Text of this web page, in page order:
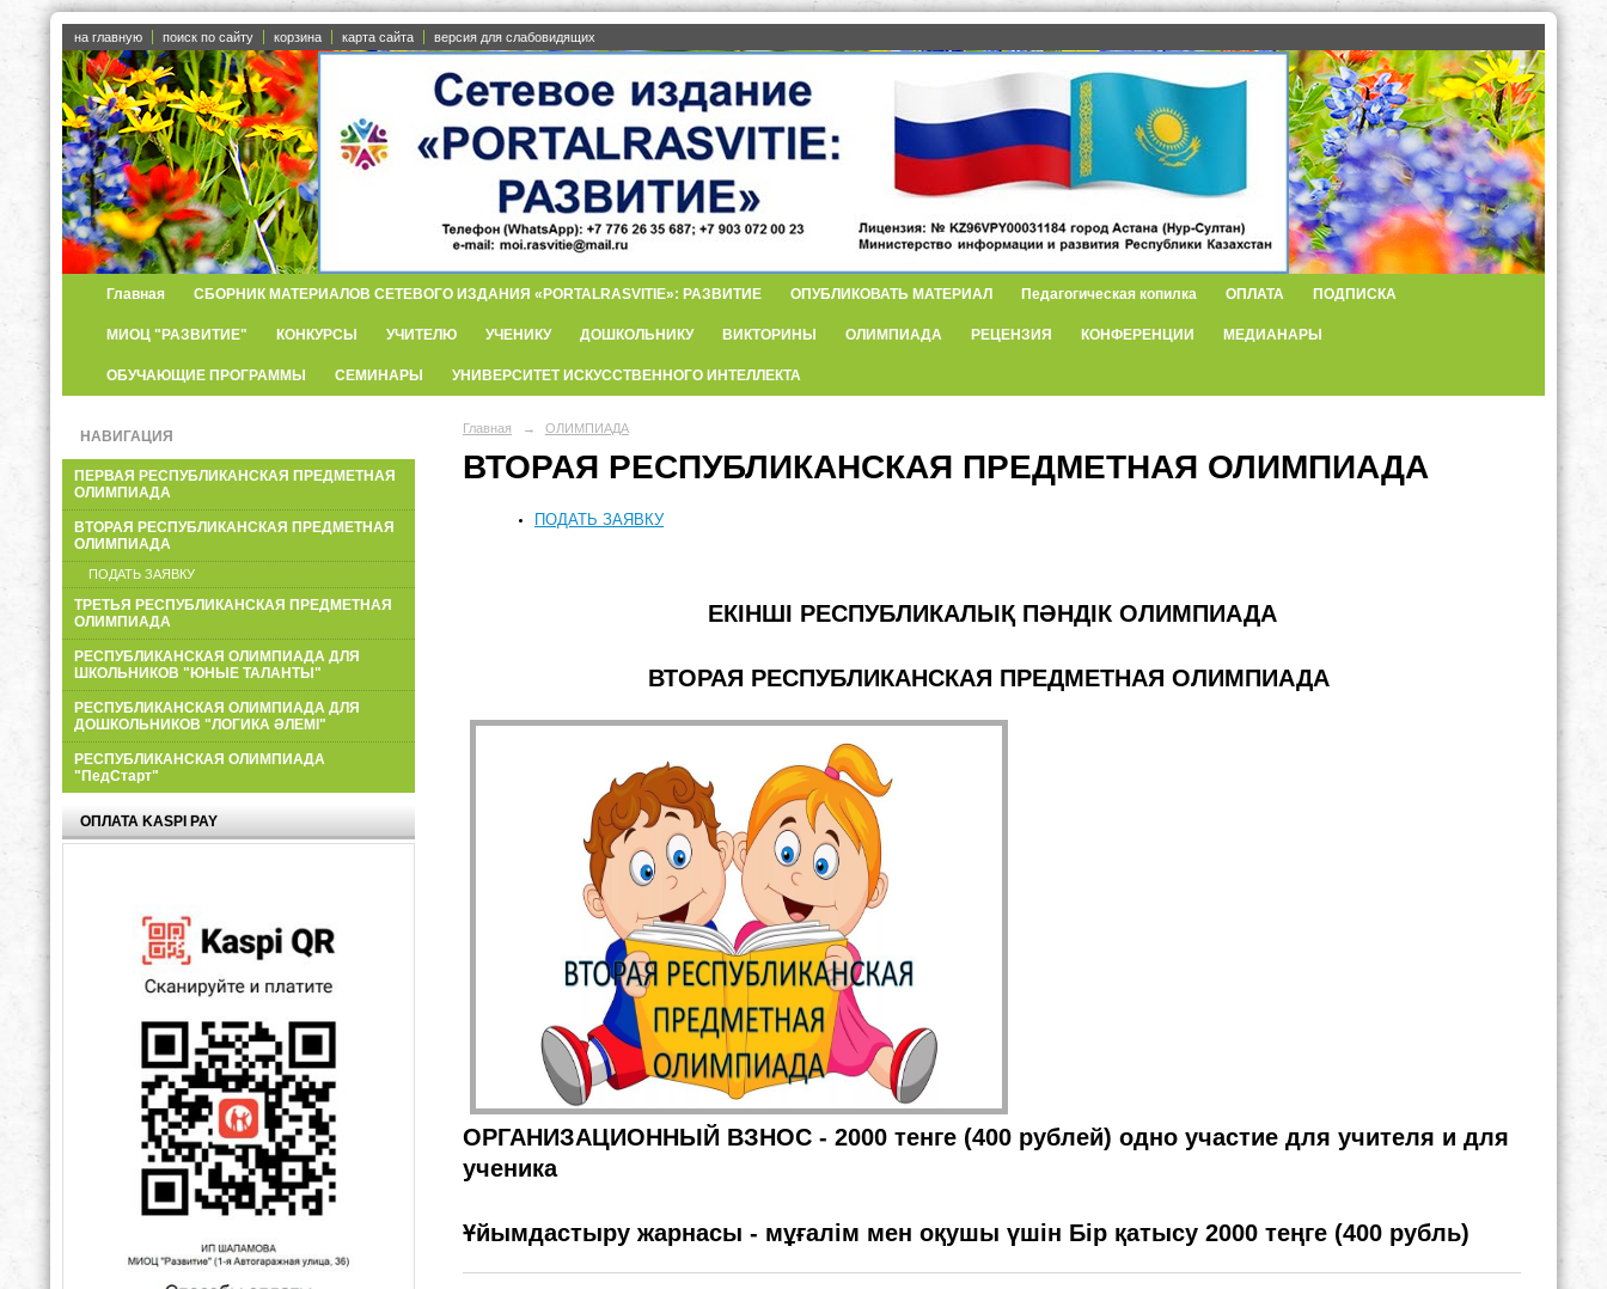
на главную поиск по сайту корзина карта сайта версия для слабовидящих
Главная СБОРНИК МАТЕРИАЛОВ СЕТЕВОГО ИЗДАНИЯ «PORTALRASVITIE»: РАЗВИТИЕ ОПУБЛИКОВАТЬ МАТЕРИАЛ Педагогическая копилка ОПЛАТА ПОДПИСКА
МИОЦ "РАЗВИТИЕ" КОНКУРСЫ УЧИТЕЛЮ УЧЕНИКУ ДОШКОЛЬНИКУ ВИКТОРИНЫ ОЛИМПИАДА РЕЦЕНЗИЯ КОНФЕРЕНЦИИ МЕДИАНАРЫ
ОБУЧАЮЩИЕ ПРОГРАММЫ СЕМИНАРЫ УНИВЕРСИТЕТ ИСКУССТВЕННОГО ИНТЕЛЛЕКТА
НАВИГАЦИЯ
ПЕРВАЯ РЕСПУБЛИКАНСКАЯ ПРЕДМЕТНАЯ
ОЛИМПИАДА
ВТОРАЯ РЕСПУБЛИКАНСКАЯ ПРЕДМЕТНАЯ
ОЛИМПИАДА
ПОДАТЬ ЗАЯВКУ
ТРЕТЬЯ РЕСПУБЛИКАНСКАЯ ПРЕДМЕТНАЯ
ОЛИМПИАДА
РЕСПУБЛИКАНСКАЯ ОЛИМПИАДА ДЛЯ
ШКОЛЬНИКОВ "ЮНЫЕ ТАЛАНТЫ"
РЕСПУБЛИКАНСКАЯ ОЛИМПИАДА ДЛЯ
ДОШКОЛЬНИКОВ "ЛОГИКА ӘЛЕМІ"
РЕСПУБЛИКАНСКАЯ ОЛИМПИАДА
"ПедСтарт"
ОПЛАТА KASPI PAY
Главная → ОЛИМПИАДА
ВТОРАЯ РЕСПУБЛИКАНСКАЯ ПРЕДМЕТНАЯ ОЛИМПИАДА
ПОДАТЬ ЗАЯВКУ
ЕКІНШІ РЕСПУБЛИКАЛЫҚ ПӘНДІК ОЛИМПИАДА
ВТОРАЯ РЕСПУБЛИКАНСКАЯ ПРЕДМЕТНАЯ ОЛИМПИАДА
ОРГАНИЗАЦИОННЫЙ ВЗНОС - 2000 тенге (400 рублей) одно участие для учителя и для
ученика
Ұйымдастыру жарнасы - мұғалім мен оқушы үшін Бір қатысу 2000 теңге (400 рубль)